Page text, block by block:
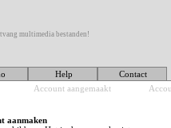
multimedia bestanden!
Help
Contact
Account aangemaakt
aanmaken